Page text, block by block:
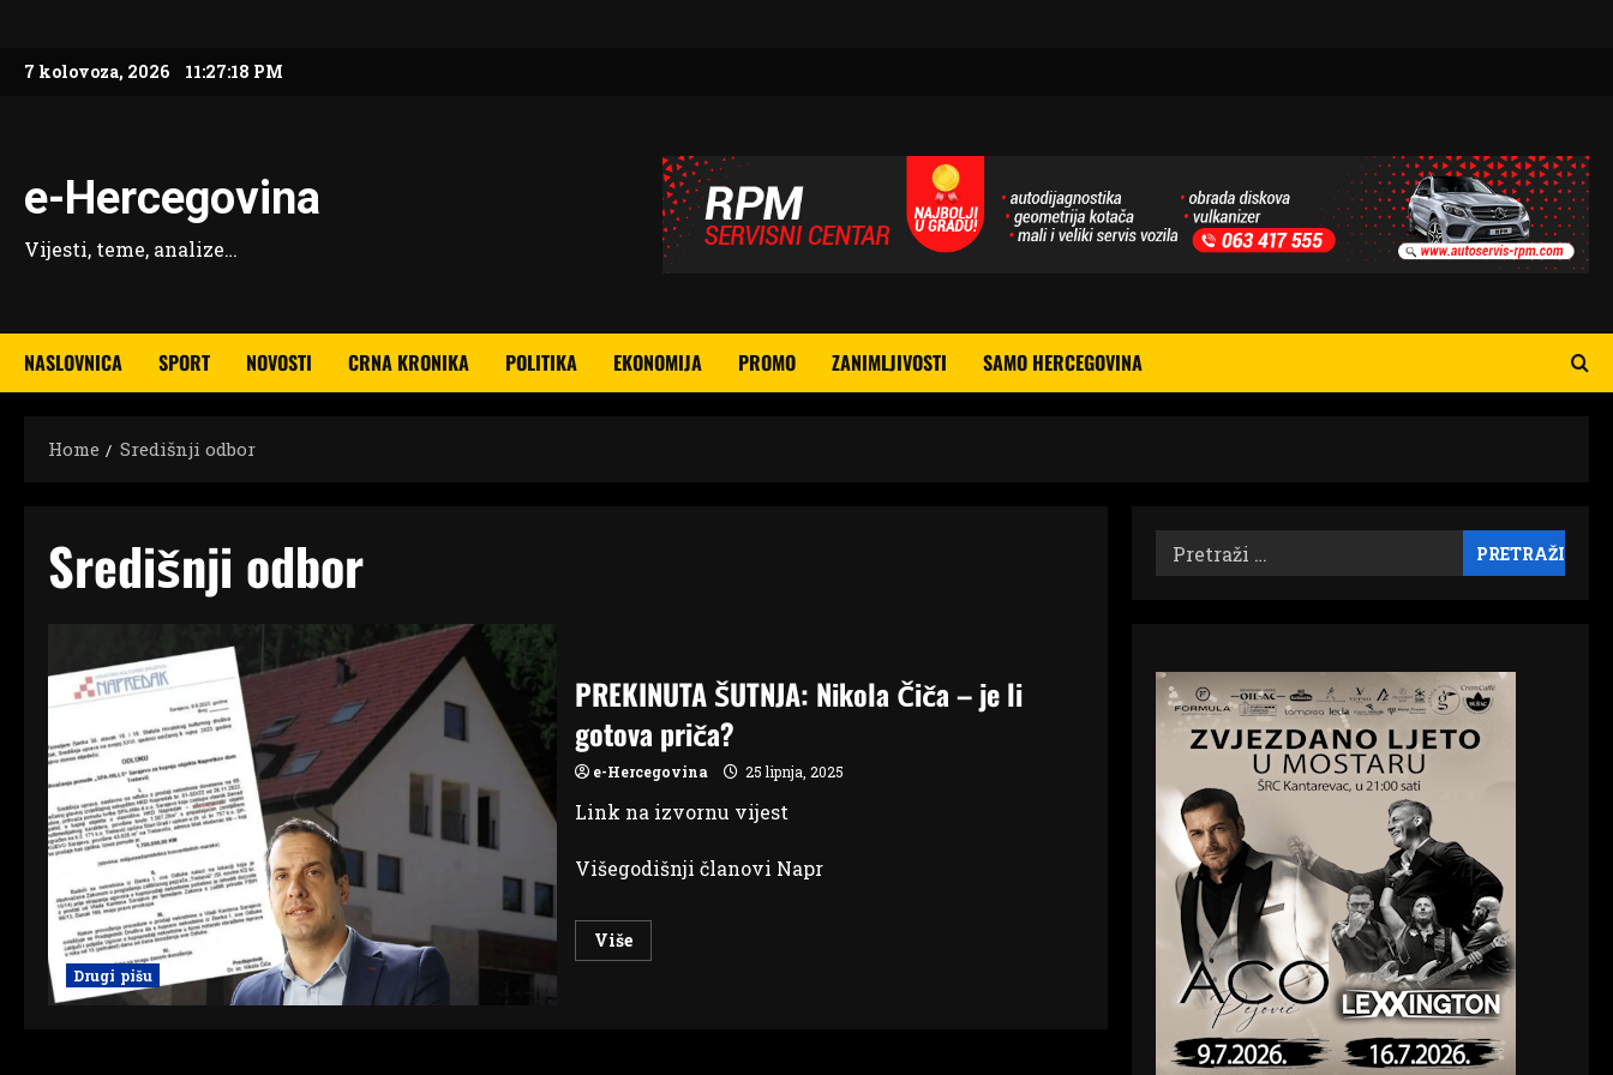
content
7 kolovoza, 2026 11:27:19 PM
e-Hercegovina
Vijesti, teme, analize…
NASLOVNICA SPORT NOVOSTI CRNA KRONIKA POLITIKA EKONOMIJA PROMO ZANIMLJIVOSTI SAMO HERCEGOVINA
Home Središnji odbor
Središnji odbor
Drugi pišu
PREKINUTA ŠUTNJA: Nikola Čiča – je li
gotova priča?
e-Hercegovina 25 lipnja, 2025
Link na izvornu vijest
Višegodišnji članovi Napr
VišeRead
more
Pretraži: